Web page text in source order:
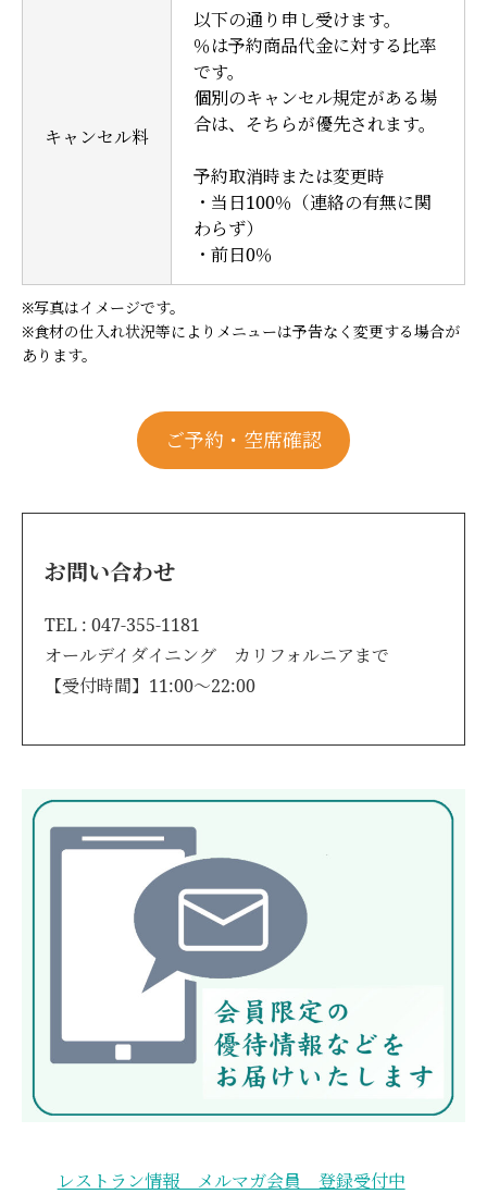
キャンセル料
以下の通り申し受けます。
％は予約商品代金に対する比率
です。
個別のキャンセル規定がある場
合は、そちらが優先されます。
予約取消時または変更時
・当日100％（連絡の有無に関
わらず）
・前日0％
※写真はイメージです。
※食材の仕入れ状況等によりメニューは予告なく変更する場合が
あります。
ご予約・空席確認
お問い合わせ
TEL : 047-355-1181
オールデイダイニング カリフォルニアまで
【受付時間】11:00～22:00
レストラン情報 メルマガ会員 登録受付中